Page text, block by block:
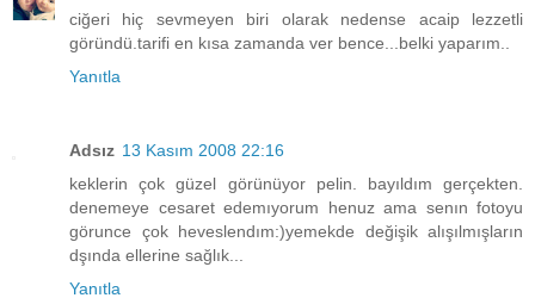
ciğeri hiç sevmeyen biri olarak nedense acaip lezzetli
göründü.tarifi en kısa zamanda ver bence...belki yaparım..
Yanıtla
Adsız 13 Kasım 2008 22:16
keklerin çok güzel görünüyor pelin. bayıldım gerçekten.
denemeye cesaret edemıyorum henuz ama senın fotoyu
görunce çok heveslendım:)yemekde değişik alışılmışların
dşında ellerine sağlık...
Yanıtla